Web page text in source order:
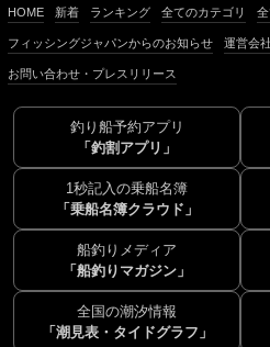
HOME 新着 ランキング 全てのカテゴリ
フィッシングジャパンからのお知らせ 運営会社
お問い合わせ・プレスリリース
釣り船予約アプリ
「釣割アプリ」
1秒記入の乗船名簿
「乗船名簿クラウド」
船釣りメディア
「船釣りマガジン」
全国の潮汐情報
「潮見表・タイドグラフ」